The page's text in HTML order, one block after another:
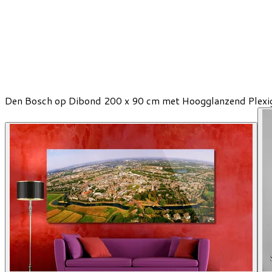
Den Bosch op Dibond 200 x 90 cm met Hoogglanzend